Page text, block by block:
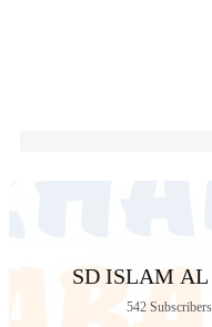
SD ISLAM AL
542 Subscribers